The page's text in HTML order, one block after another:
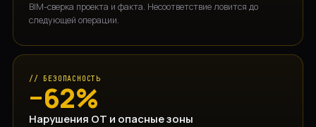
BIM-сверка проекта и факта. Несоответствие ловится до
следующей операции.
// БЕЗОПАСНОСТЬ
−62%
Нарушения ОТ и опасные зоны